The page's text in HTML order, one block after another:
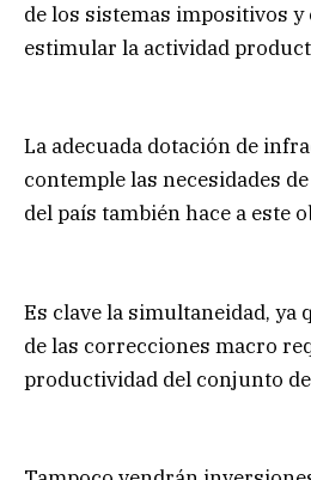
de los sistemas impositivos
estimular la actividad
La adecuada dotación de
contemple las necesidades
del país también hace a este
Es clave la simultaneidad, ya
de las correcciones macro
productividad del conjunto